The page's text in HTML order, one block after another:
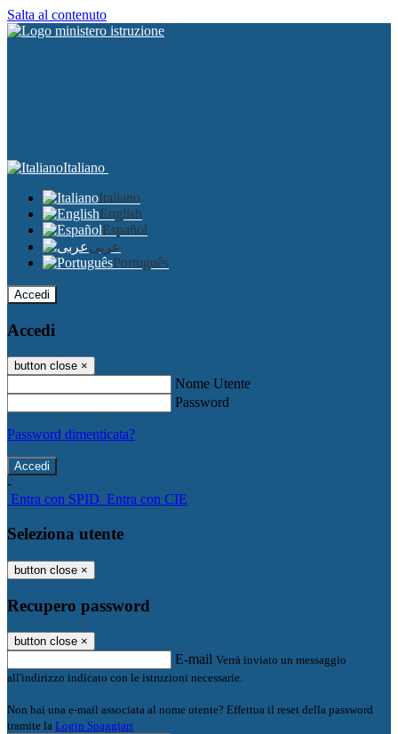
Salta al contenuto
Italiano
Italiano
English
Español
عربى
Português
Accedi
Accedi
button close ×
Nome Utente
Password
Password dimenticata?
-
Entra con SPID Entra con CIE
Seleziona utente
button close ×
Recupero password
button close ×
E-mail Verrà inviato un messaggio
all'indirizzo indicato con le istruzioni necessarie.
Non hai una e-mail associata al nome utente? Effettua il reset della password
tramite la Login Spaggiari